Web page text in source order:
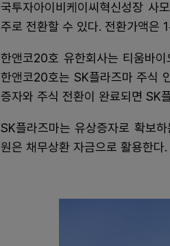
국투자아이비케이씨혁신성장 사
주로 전환할 수 있다. 전환가액은
한앤코20호 유한회사는 티움바
한앤코20호는 SK플라즈마 주식
증자와 주식 전환이 완료되면 SK
SK플라즈마는 유상증자로 확보
원은 채무상환 자금으로 활용한다.